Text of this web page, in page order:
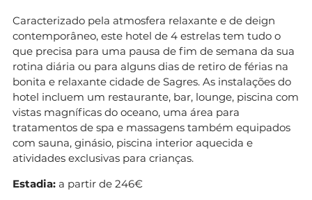
Caracterizado pela atmosfera relaxante e de deign
contemporâneo, este hotel de 4 estrelas tem tudo o
que precisa para uma pausa de fim de semana da sua
rotina diária ou para alguns dias de retiro de férias na
bonita e relaxante cidade de Sagres. As instalações do
hotel incluem um restaurante, bar, lounge, piscina com
vistas magníficas do oceano, uma área para
tratamentos de spa e massagens também equipados
com sauna, ginásio, piscina interior aquecida e
atividades exclusivas para crianças.
Estadia: a partir de 246€